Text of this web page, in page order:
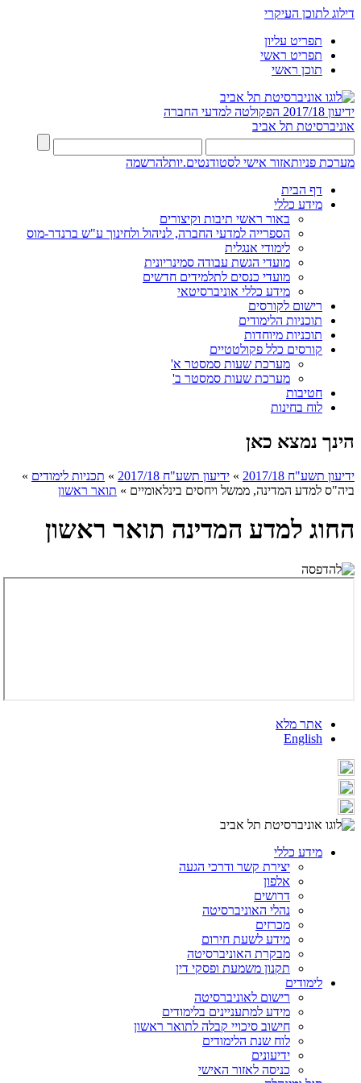
דילוג לתוכן העיקרי
תפריט עליון
תפריט ראשי
תוכן ראשי
ידיעון 2017/18
הפקולטה למדעי החברה
אוניברסיטת תל אביב
מערכת פניותאזור אישי לסטודנטים.יותלהרשמה
דף הבית
מידע כללי
באור ראשי תיבות וקיצורים
הספרייה למדעי החברה, לניהול ולחינוך ע"ש ברנדר-מוס
לימודי אנגלית
מועדי הגשת עבודה סמינריונית
מועדי כנסים לתלמידים חדשים
מידע כללי אוניברסיטאי
רישום לקורסים
תוכניות הלימודים
תוכניות מיוחדות
קורסים כלל פקולטטיים
מערכת שעות סמסטר א'
מערכת שעות סמסטר ב'
חטיבות
לוח בחינות
הינך נמצא כאן
ידיעון תשע"ח 2017/18 » ידיעון תשע"ח 2017/18 » תכניות לימודים »
ביה"ס למדע המדינה, ממשל ויחסים בינלאומיים » תואר ראשון
החוג למדע המדינה תואר ראשון
אתר מלא
English
מידע כללי
יצירת קשר ודרכי הגעה
אלפון
דרושים
נהלי האוניברסיטה
מכרזים
מידע לשעת חירום
מבקרת האוניברסיטה
תקנון משמעת ופסקי דין
לימודים
רישום לאוניברסיטה
מידע למתעניינים בלימודים
חישוב סיכויי קבלה לתואר ראשון
לוח שנת הלימודים
ידיעונים
כניסה לאזור האישי